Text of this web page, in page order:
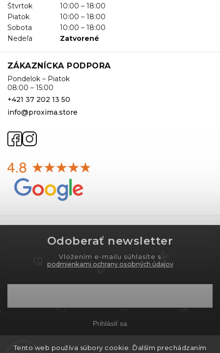
Tento web používa súbory cookie. Ďalším prechádzaním
Štvrtok
10:00 – 18:00
Piatok
10:00 – 18:00
Sobota
10:00 – 18:00
Nedeľa
Zatvorené
ZÁKAZNÍCKA PODPORA
Pondelok – Piatok
08:00 – 15:00
+421 37 202 13 50
info@proxima.store
Odoberať newsletter
Vložením e-mailu súhlasíte s
podmienkami ochrany osobných údajov
Prihlásiť sa